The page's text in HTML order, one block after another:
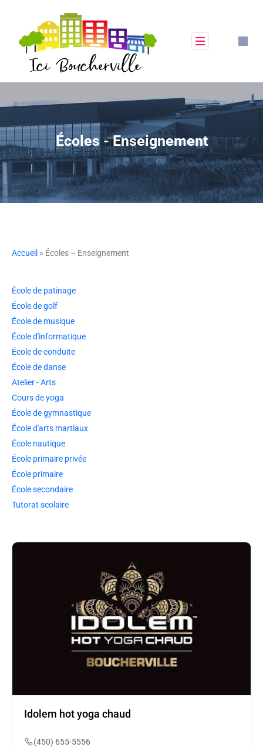
Écoles - Enseignement
Accueil » Écoles – Enseignement
École de patinage
École de golf
École de musique
École d'informatique
École de conduite
École de danse
Atelier - Arts
Cours de yoga
École de gymnastique
École d'arts martiaux
École nautique
École primaire privée
École primaire
École secondaire
Tutorat scolaire
Idolem hot yoga chaud
(450) 655-5556